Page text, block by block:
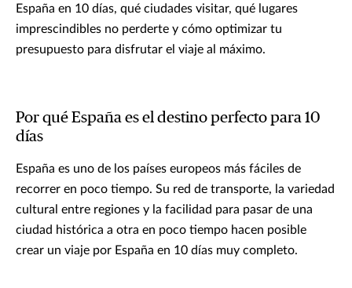
España en 10 días, qué ciudades visitar, qué lugares
imprescindibles no perderte y cómo optimizar tu
presupuesto para disfrutar el viaje al máximo.
Por qué España es el destino perfecto para 10
días
España es uno de los países europeos más fáciles de
recorrer en poco tiempo. Su red de transporte, la variedad
cultural entre regiones y la facilidad para pasar de una
ciudad histórica a otra en poco tiempo hacen posible
crear un viaje por España en 10 días muy completo.